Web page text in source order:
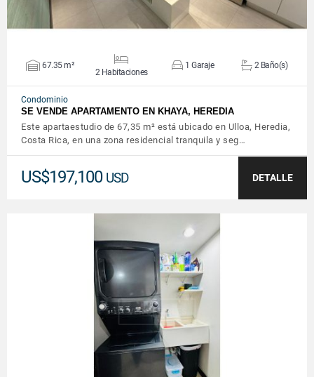
67.35 m²
2 Habitaciones
1 Garaje 2 Baño(s)
Condominio
SE VENDE APARTAMENTO EN KHAYA, HEREDIA
Este apartaestudio de 67,35 m² está ubicado en Ulloa, Heredia,
Costa Rica, en una zona residencial tranquila y seg…
US$197,100 USD DETALLE
VER DETALLES